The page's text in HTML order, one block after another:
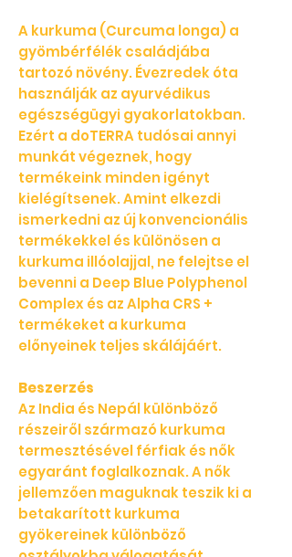
A kurkuma (Curcuma longa) a
gyömbérfélék családjába
tartozó növény. Évezredek óta
használják az ayurvédikus
egészségügyi gyakorlatokban.
Ezért a doTERRA tudósai annyi
munkát végeznek, hogy
termékeink minden igényt
kielégítsenek. Amint elkezdi
ismerkedni az új konvencionális
termékekkel és különösen a
kurkuma illóolajjal, ne felejtse el
bevenni a Deep Blue Polyphenol
Complex és az Alpha CRS +
termékeket a kurkuma
előnyeinek teljes skálájáért.
Beszerzés
Az India és Nepál különböző
részeiről származó kurkuma
termesztésével férfiak és nők
egyaránt foglalkoznak. A nők
jellemzően maguknak teszik ki a
betakarított kurkuma
gyökereinek különböző